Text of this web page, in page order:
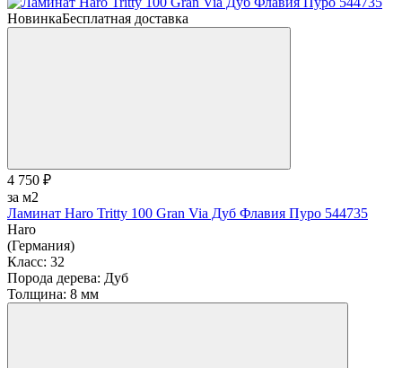
НовинкаБесплатная доставка
4 750 ₽
за м2
Ламинат Haro Tritty 100 Gran Via Дуб Флавия Пуро 544735
Haro
(Германия)
Класс: 32
Порода дерева: Дуб
Толщина: 8 мм